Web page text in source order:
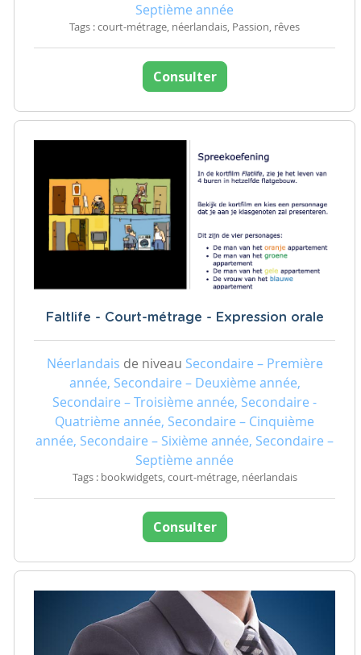
Septième année
Tags : court-métrage, néerlandais, Passion, rêves
Consulter
Faltlife - Court-métrage - Expression orale
Néerlandais de niveau Secondaire – Première
année, Secondaire – Deuxième année,
Secondaire – Troisième année, Secondaire -
Quatrième année, Secondaire – Cinquième
année, Secondaire – Sixième année, Secondaire –
Septième année
Tags : bookwidgets, court-métrage, néerlandais
Consulter